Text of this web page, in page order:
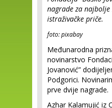
nagrade za
istraživačke priče.
foto: pixabay
Međunarodna
novinarstvo
Jovanović”
Podgorici.
prve dvije nagrade.
Azhar Kalamujić iz